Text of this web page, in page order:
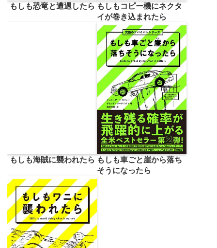
もしも恐竜と遭遇したら もしもコピー機にネクタ
イが巻き込まれたら
もしも海賊に襲われたら もしも車ごと崖から落ち
そうになったら